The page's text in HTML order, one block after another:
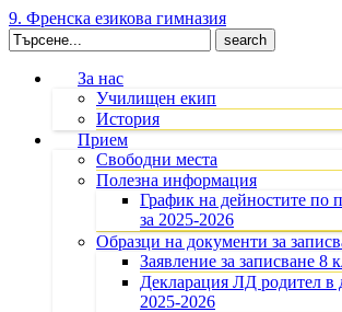
9. Френска езикова гимназия
Search
for:
За нас
Училищен екип
История
Прием
Свободни места
Полезна информация
График на дейностите по
за 2025-2026
Образци на документи за
Заявление за записване 8
Декларация ЛД родител в
2025-2026